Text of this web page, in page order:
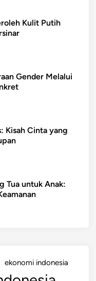
Kulit Putih
Gender Melalui
Kisah Cinta yang
Tua untuk Anak:
ekonomi indonesia